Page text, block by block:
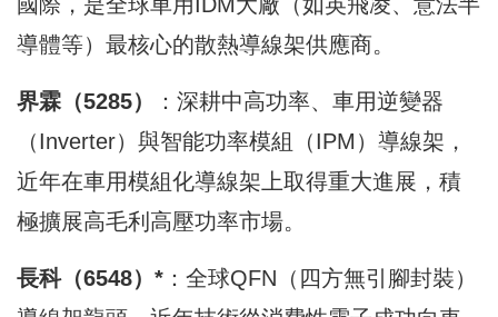
導體等）最核心的散熱導線架供應商。
界霖（5285）
：深耕中高功率、車用逆變器
（Inverter）與智能功率模組（IPM）導線架，
近年在車用模組化導線架上取得重大進展，積
極擴展高毛利高壓功率市場。
長科（6548） * ：全球QFN（四方無引腳封裝）